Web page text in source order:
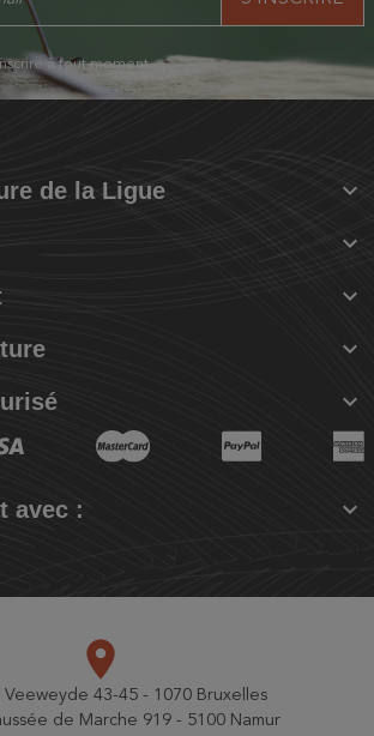
à tout moment.
de la Ligue 




avec : 
place
Veeweyde 43-45 - 1070 Bruxelles
de Marche 919 - 5100 Namur